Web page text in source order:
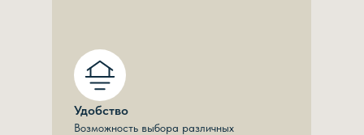
Удобство
Возможность выбора различных